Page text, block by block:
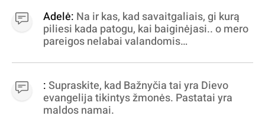
Adelė: Na ir kas, kad savaitgaliais, gi kurą
piliesi kada patogu, kai baiginėjasi.. o mero
pareigos nelabai valandomis
virpinimas, ieškokit kur milijonus vagia
dujininkai, elektros aferistai, stadionų
statytojai Vilnuje
:Supraskite, kad Bažnyčia tai yra Dievo
evangelija tikintys žmonės. Pastatai yra
maldos namai.